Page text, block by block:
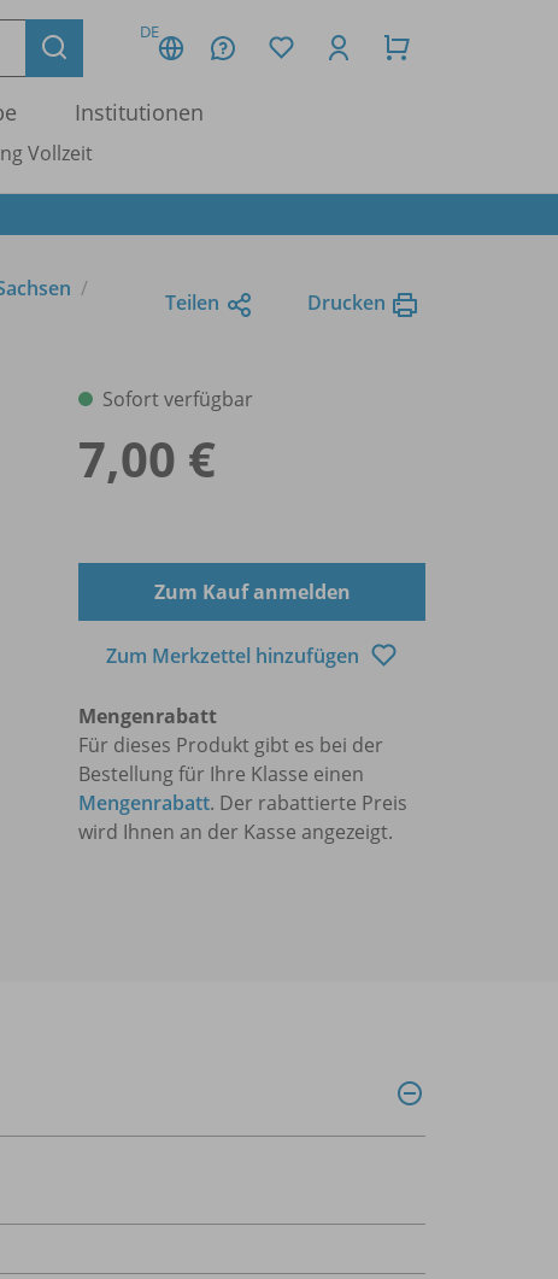
DE
Institutionen
Vollzeit
Teilen Drucken
Sofort verfügbar
7,00 €
Zum Kauf anmelden
Zum Merkzettel hinzufügen
Mengenrabatt
Für dieses Produkt gibt es bei der
Bestellung für Ihre Klasse einen
Mengenrabatt. Der rabattierte Preis
wird Ihnen an der Kasse angezeigt.